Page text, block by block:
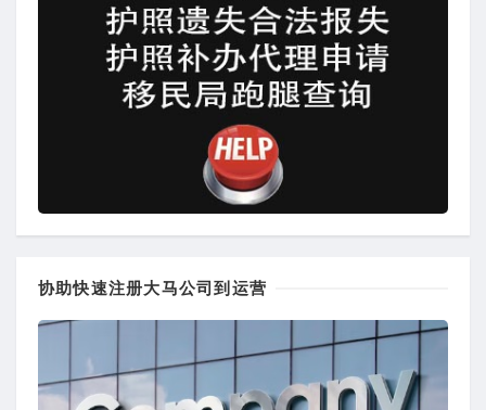
协助快速注册大马公司到运营